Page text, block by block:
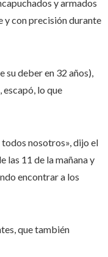
y armados
y con precisión durante
su deber en 32 años),
lo que
todos nosotros», dijo el
las 11 de la mañana y
encontrar a los
que también